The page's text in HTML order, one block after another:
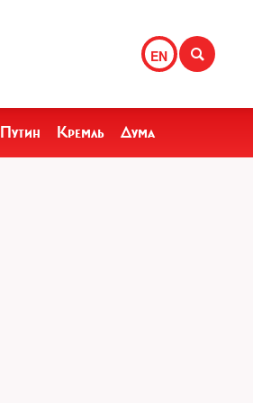
EN
Путин Кремль Дума